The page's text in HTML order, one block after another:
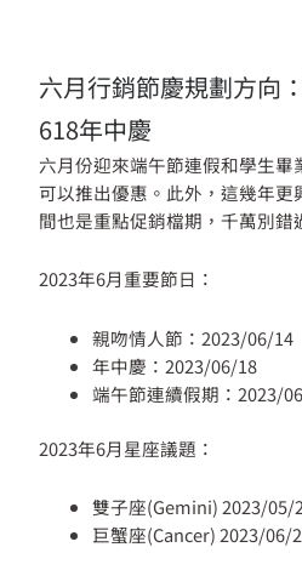
六月行銷節慶規劃方向
618年中慶
六月份迎來端午節連假和學生畢
可以推出優惠。此外，這幾年更
間也是重點促銷檔期，千萬別錯
2023年6月重要節日：
親吻情人節：2023/06/14
年中慶：2023/06/18
端午節連續假期：2023/
2023年6月星座議題：
雙子座(Gemini) 2023/05/
巨蟹座(Cancer) 2023/06/